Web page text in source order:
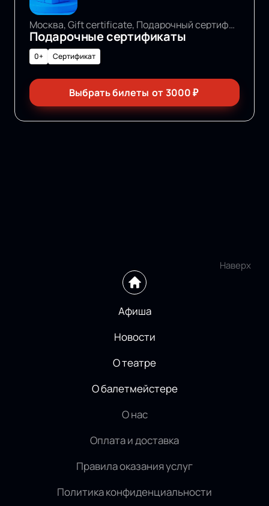
Москва, Gift certificate, Подарочный сертификат
Подарочные сертификаты
0+ Сертификат
Выбрать билеты от 3000₽
Наверх
Афиша
Новости
О театре
О балетмейстере
О нас
Оплата и доставка
Правила оказания услуг
Политика конфиденциальности